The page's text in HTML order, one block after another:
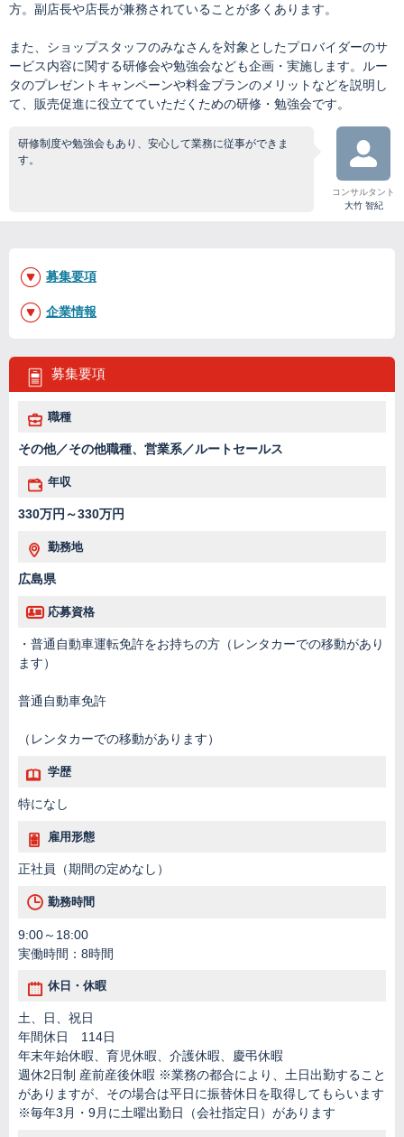
方。副店長や店長が兼務されていることが多くあります。
また、ショップスタッフのみなさんを対象としたプロバイダーのサ
ービス内容に関する研修会や勉強会なども企画・実施します。ルー
タのプレゼントキャンペーンや料金プランのメリットなどを説明し
て、販売促進に役立てていただくための研修・勉強会です。
研修制度や勉強会もあり、安心して業務に従事ができま
す。
コンサルタント
大竹 智紀
募集要項
職種
その他／その他職種、営業系／ルートセールス
年収
330万円～330万円
勤務地
広島県
応募資格
・普通自動車運転免許をお持ちの方（レンタカーでの移動があり
ます）
普通自動車免許
（レンタカーでの移動があります）
学歴
特になし
雇用形態
正社員（期間の定めなし）
勤務時間
9:00～18:00
実働時間：8時間
休日・休暇
土、日、祝日
年間休日 114日
年末年始休暇、育児休暇、介護休暇、慶弔休暇
週休2日制 産前産後休暇 ※業務の都合により、土日出勤すること
がありますが、その場合は平日に振替休日を取得してもらいます
※毎年3月・9月に土曜出勤日（会社指定日）があります
募集要項
企業情報